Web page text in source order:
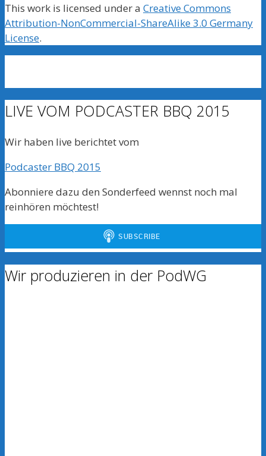
This work is licensed under a Creative Commons
Attribution-NonCommercial-ShareAlike 3.0 Germany
License.
LIVE VOM PODCASTER BBQ 2015
Wir haben live berichtet vom
Podcaster BBQ 2015
Abonniere dazu den Sonderfeed wennst noch mal
reinhören möchtest!
Wir produzieren in der PodWG